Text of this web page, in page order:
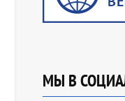
МЫ В